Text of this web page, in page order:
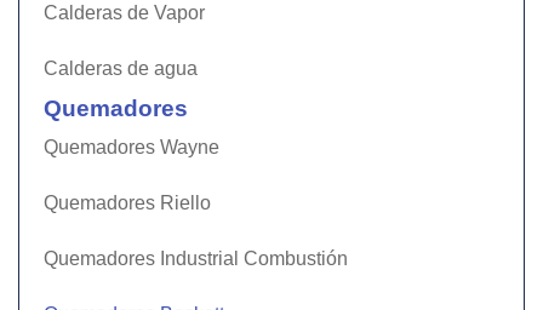
Calderas de Vapor
Calderas de agua
Quemadores
Quemadores Wayne
Quemadores Riello
Quemadores Industrial Combustión